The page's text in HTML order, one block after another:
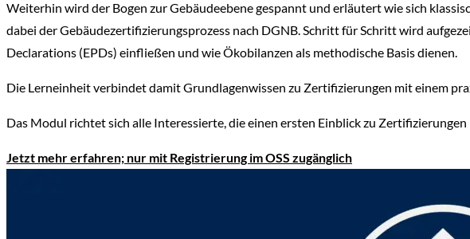
Weiterhin wird der Bogen zur Gebäudeebene gespannt und erläutert wie sich
dabei der Gebäudezertifizierungsprozess nach DGNB. Schritt für Schritt wird
Declarations (EPDs) einfließen und wie Ökobilanzen als methodische Basis dienen.
Die Lerneinheit verbindet damit Grundlagenwissen zu Zertifizierungen mit einem
Das Modul richtet sich alle Interessierte, die einen ersten Einblick zu
Jetzt mehr erfahren; nur mit Registrierung im OSS zugänglich